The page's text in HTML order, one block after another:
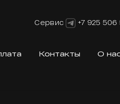
Сервис +7 925 506
Контакты О